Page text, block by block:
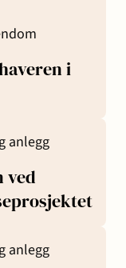
i
anlegg
ved
anlegg